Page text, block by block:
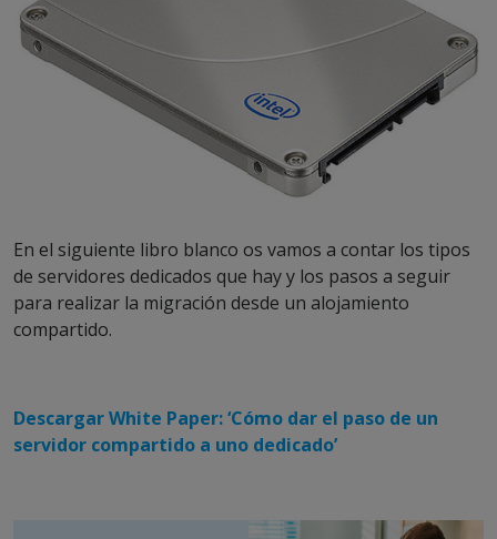
En el siguiente libro blanco os vamos a contar los tipos
de servidores dedicados que hay y los pasos a seguir
para realizar la migración desde un alojamiento
compartido.
Descargar White Paper: ‘Cómo dar el paso de un
servidor compartido a uno dedicado’